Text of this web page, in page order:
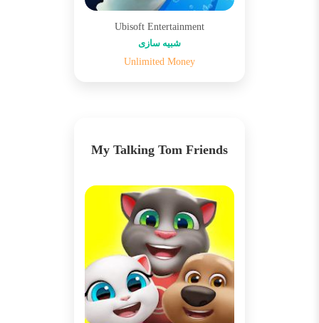
Ubisoft Entertainment
شبیه سازی
Unlimited Money
My Talking Tom Friends